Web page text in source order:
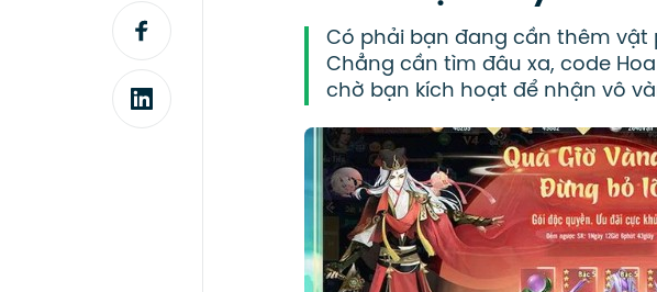
Có phải bạn đang cần thêm
Chẳng cần tìm đâu xa, code
chờ bạn kích hoạt để nhận vô